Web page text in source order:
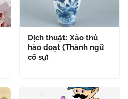
Dịch thuật: Xảo thủ
hào đoạt (Thành ngữ
cố sự)